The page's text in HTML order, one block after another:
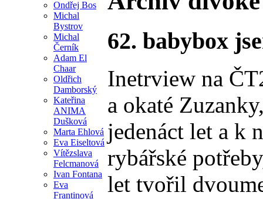
Ondřej Bos
Michal
Bystrov
Michal
Černík
Adam El
Chaar
Oldřich
Damborský
Kateřina
ANIMA
Dušková
Marta Ehlová
Eva Eiseltová
Vítězslava
Felcmanová
Ivan Fontana
Eva
Frantinová
62. babybox
Inetrview na
a okaté
jedenáct let a k
rybářské
let tvořil